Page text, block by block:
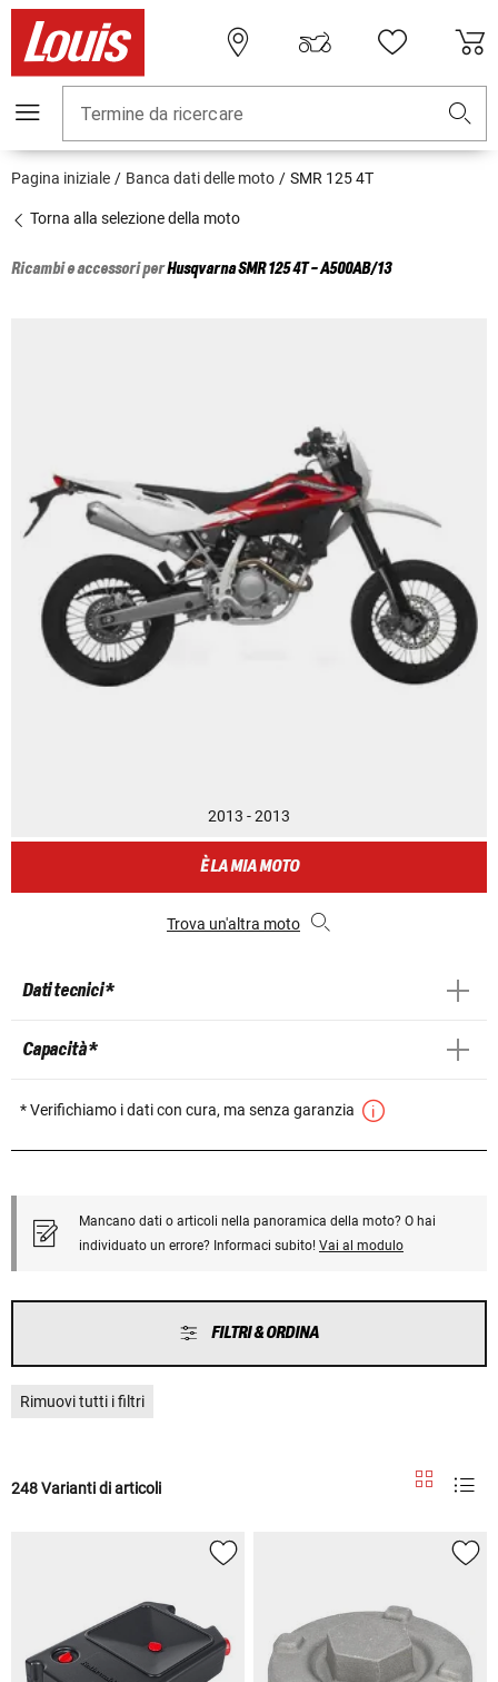
Termine da ricercare
Pagina iniziale Banca dati delle moto SMR 125 4T
Torna alla selezione della moto
Ricambi e accessori perHusqvarnaSMR 125 4T - A500AB/13
2013 - 2013
È LA MIA MOTO
Trova un'altra moto
Dati tecnici *
Capacità *
* Verifichiamo i dati con cura, ma senza garanzia
Mancano dati o articoli nella panoramica della moto? O hai
individuato un errore? Informaci subito! Vai al modulo
FILTRI & ORDINA
Rimuovi tutti i filtri
248 Varianti di articoli